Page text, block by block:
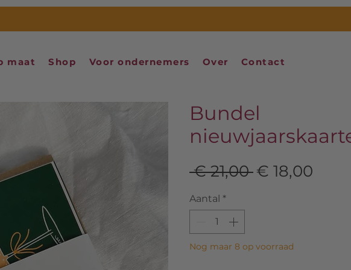
maat Shop Voor ondernemers Over Contact
Bundel
€ 21,00 Normale
€ 18,00
Aantal *
Nog maar 8 op voorraad